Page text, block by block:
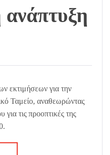
εκτιμήσεων για την
Ταμείο, αναθεωρώντας
για τις προοπτικές της